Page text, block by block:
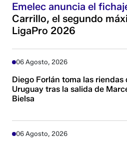
Emelec anuncia el
Carrillo, el segundo
LigaPro 2026
06 Agosto, 2026
Diego Forlán toma las riendas
Uruguay tras la salida de
Bielsa
06 Agosto, 2026